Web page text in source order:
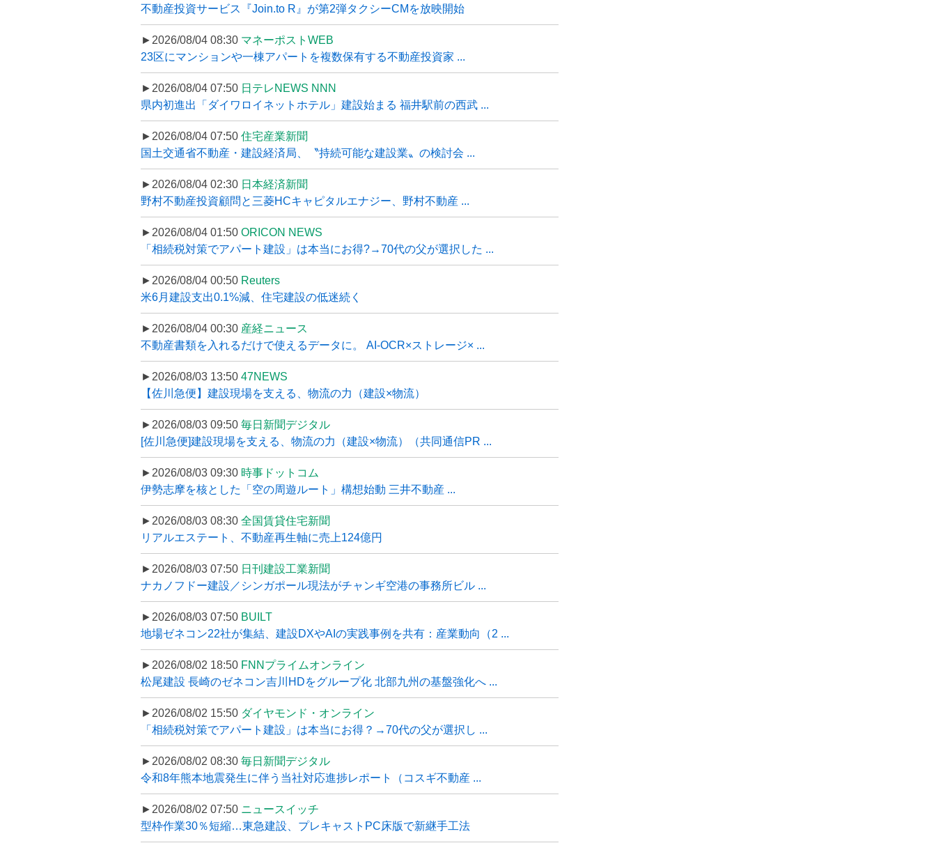
不動産投資サービス『Join.to R』が第2弾タクシーCMを放映開始
►2026/08/04 08:30 マネーポストWEB
23区にマンションや一棟アパートを複数保有する不動産投資家 ...
►2026/08/04 07:50 日テレNEWS NNN
県内初進出「ダイワロイネットホテル」建設始まる 福井駅前の西武 ...
►2026/08/04 07:50 住宅産業新聞
国土交通省不動産・建設経済局、〝持続可能な建設業〟の検討会 ...
►2026/08/04 02:30 日本経済新聞
野村不動産投資顧問と三菱HCキャピタルエナジー、野村不動産 ...
►2026/08/04 01:50 ORICON NEWS
「相続税対策でアパート建設」は本当にお得?→70代の父が選択した ...
►2026/08/04 00:50 Reuters
米6月建設支出0.1%減、住宅建設の低迷続く
►2026/08/04 00:30 産経ニュース
不動産書類を入れるだけで使えるデータに。 AI-OCR×ストレージ× ...
►2026/08/03 13:50 47NEWS
【佐川急便】建設現場を支える、物流の力（建設×物流）
►2026/08/03 09:50 毎日新聞デジタル
[佐川急便]建設現場を支える、物流の力（建設×物流）（共同通信PR ...
►2026/08/03 09:30 時事ドットコム
伊勢志摩を核とした「空の周遊ルート」構想始動 三井不動産 ...
►2026/08/03 08:30 全国賃貸住宅新聞
リアルエステート、不動産再生軸に売上124億円
►2026/08/03 07:50 日刊建設工業新聞
ナカノフドー建設／シンガポール現法がチャンギ空港の事務所ビル ...
►2026/08/03 07:50 BUILT
地場ゼネコン22社が集結、建設DXやAIの実践事例を共有：産業動向（2 ...
►2026/08/02 18:50 FNNプライムオンライン
松尾建設 長崎のゼネコン吉川HDをグループ化 北部九州の基盤強化へ ...
►2026/08/02 15:50 ダイヤモンド・オンライン
「相続税対策でアパート建設」は本当にお得？→70代の父が選択し ...
►2026/08/02 08:30 毎日新聞デジタル
令和8年熊本地震発生に伴う当社対応進捗レポート（コスギ不動産 ...
►2026/08/02 07:50 ニュースイッチ
型枠作業30％短縮…東急建設、プレキャストPC床版で新継手工法